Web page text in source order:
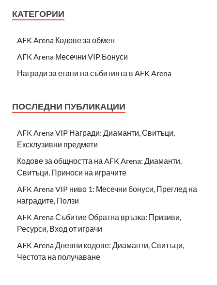
КАТЕГОРИИ
AFK Arena Кодове за обмен
AFK Arena Месечни VIP Бонуси
Награди за етапи на събитията в AFK Arena
ПОСЛЕДНИ ПУБЛИКАЦИИ
AFK Arena VIP Награди: Диаманти, Свитъци,
Ексклузивни предмети
Кодове за общността на AFK Arena: Диаманти,
Свитъци, Приноси на играчите
AFK Arena VIP ниво 1: Месечни бонуси, Преглед на
наградите, Ползи
AFK Arena Събитие Обратна връзка: Призиви,
Ресурси, Вход от играчи
AFK Arena Дневни кодове: Диаманти, Свитъци,
Честота на получаване